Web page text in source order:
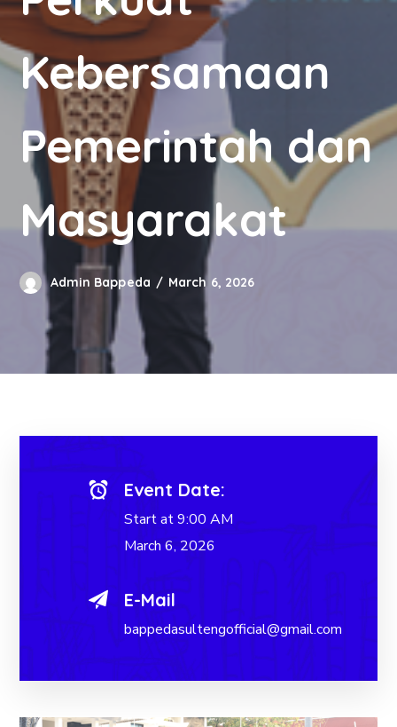
Kebersamaan
Pemerintah dan
Masyarakat
Admin Bappeda March 6, 2026
Event Date:
Start at 9:00 AM
March 6, 2026
E-Mail
bappedasultengofficial@gmail.com